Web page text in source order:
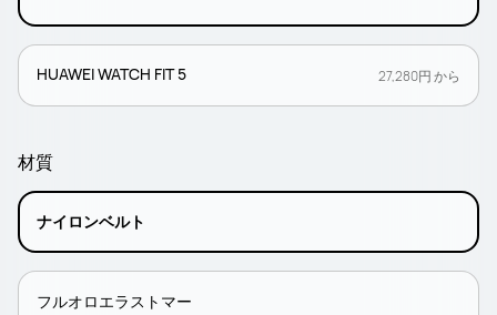
HUAWEI WATCH FIT 5 27,280円 から
材質
ナイロンベルト
フルオロエラストマー